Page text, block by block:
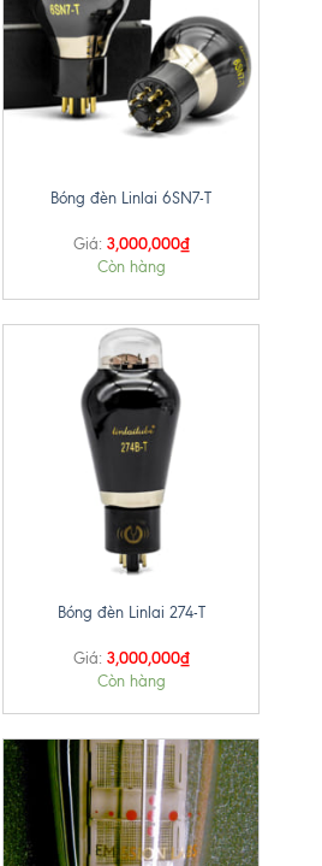
Bóng đèn Linlai 6SN7-T
Giá: 3,000,000₫
Còn hàng
Bóng đèn Linlai 274-T
Giá: 3,000,000₫
Còn hàng